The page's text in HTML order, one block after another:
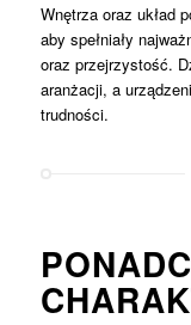
Wnętrza oraz układ
aby spełniały
oraz przejrzystość.
aranżacji, a
trudności.